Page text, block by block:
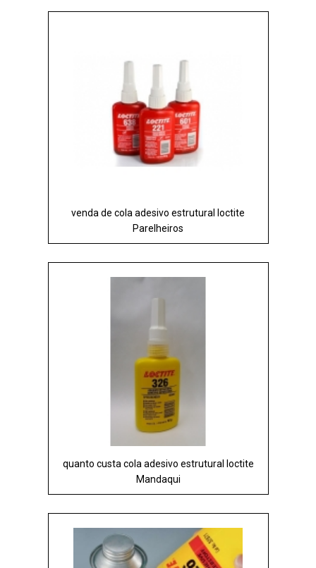
venda de cola adesivo estrutural loctite
Parelheiros
quanto custa cola adesivo estrutural loctite
Mandaqui